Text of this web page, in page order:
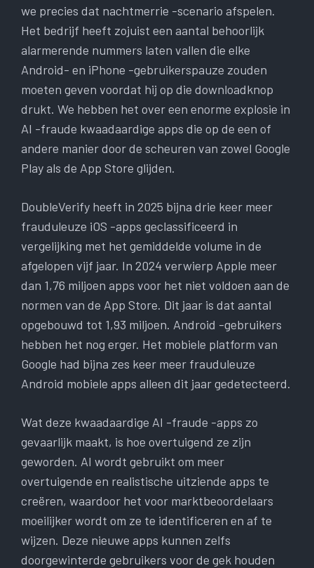
we precies dat nachtmerrie -scenario afspelen.
Het bedrijf heeft zojuist een aantal behoorlijk
alarmerende nummers laten vallen die elke
Android- en iPhone -gebruikerspauze zouden
moeten geven voordat hij op die downloadknop
drukt. We hebben het over een enorme explosie in
AI -fraude kwaadaardige apps die op de een of
andere manier door de scheuren van zowel Google
Play als de App Store glijden.
DoubleVerify heeft in 2025 bijna drie keer meer
frauduleuze iOS -apps geclassificeerd in
vergelijking met het gemiddelde volume in de
afgelopen vijf jaar. In 2024 verwierp Apple meer
dan 1,76 miljoen apps voor het niet voldoen aan de
normen van de App Store. Dit jaar is dat aantal
opgebouwd tot 1,93 miljoen. Android -gebruikers
hebben het nog erger. Het mobiele platform van
Google had bijna zes keer meer frauduleuze
Android mobiele apps alleen dit jaar gedetecteerd.
Wat deze kwaadaardige AI -fraude -apps zo
gevaarlijk maakt, is hoe overtuigend ze zijn
geworden. AI wordt gebruikt om meer
overtuigende en realistische uitziende apps te
creëren, waardoor het voor marktbeoordelaars
moeilijker wordt om ze te identificeren en af ​​te
wijzen. Deze nieuwe apps kunnen zelfs
doorgewinterde gebruikers voor de gek houden